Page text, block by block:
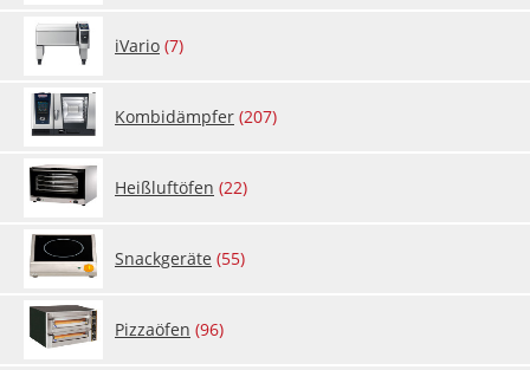
iVa­rio (7)
Kom­bi­dämp­fer (207)
Heißl­uft­ö­fen (22)
Snack­ge­rä­te (55)
Piz­zaö­fen (96)